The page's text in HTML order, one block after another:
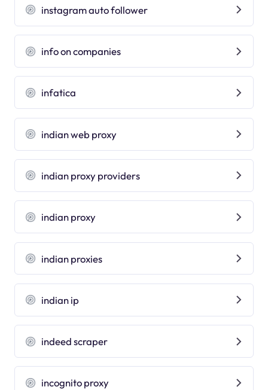
instagram auto follower
info on companies
infatica
indian web proxy
indian proxy providers
indian proxy
indian proxies
indian ip
indeed scraper
incognito proxy